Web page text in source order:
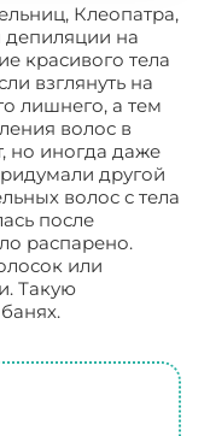
Клеопатра,
депиляции на
красивого тела
взглянуть на
лишнего, а тем
волос в
но иногда даже
другой
волос с тела
после
распарено.
или
Такую